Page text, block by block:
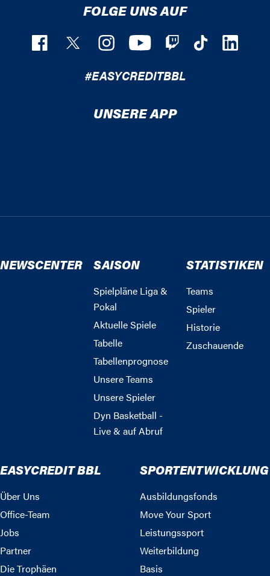
FOLGE UNS AUF
#EASYCREDITBBL
UNSERE APP
NEWSCENTER SAISON
Spielpläne Liga &
Pokal
Aktuelle Spiele
Tabelle
Tabellenprognose
Unsere Teams
Unsere Spieler
Dyn Basketball -
Live & auf Abruf
STATISTIKEN
Teams
Spieler
Historie
Zuschauende
EASYCREDIT BBL
Über Uns
Office-Team
Jobs
Partner
Die Trophäen
SPORTENTWICKLUNG
Ausbildungsfonds
Move Your Sport
Leistungssport
Weiterbildung
Basis